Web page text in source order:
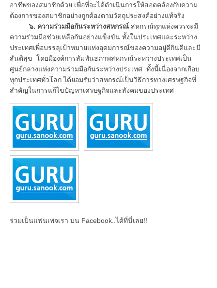
อาชีพของสมาชิกด้วย เพื่อที่จะได้ดำเนินการให้สอดคล้องกับความ
ต้องการของสมาชิกอย่างถูกต้องตามวัตถุประสงค์อย่างแท้จริง
๖. ความร่วมมือกันระหว่างสหกรณ์ สหกรณ์ทุกแห่งควรจะมี
ความร่วมมือช่วยเหลือกันอย่างแข็งขัน ทั้งในประเทศและระหว่าง
ประเทศเพื่อบรรลุเป้าหมายแห่งอุดมการณ์ของความอยู่ดีกินดีและมี
สันติสุข โดยมีองค์การสัมพันธภาพสหกรณ์ระหว่างประเทศเป็น
ศูนย์กลางแห่งความร่วมมือกันระหว่างประเทศ ทั้งนี้เนื่องจากเกือบ
ทุกประเทศทั่วโลก ได้ยอมรับว่าสหกรณ์เป็นวิธีการทางเศรษฐกิจที่
สำคัญในการแก้ไขปัญหาเศรษฐกิจและสังคมของประเทศ
ร่วมเป็นแฟนเพจเรา บน Facebook..ได้ที่นี่เลย!!